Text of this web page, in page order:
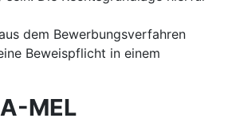
dem Bewerbungsverfahren
Beweispflicht in einem
MEL